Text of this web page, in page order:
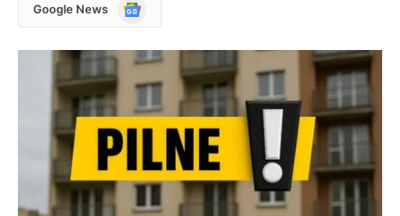
Google News
Google